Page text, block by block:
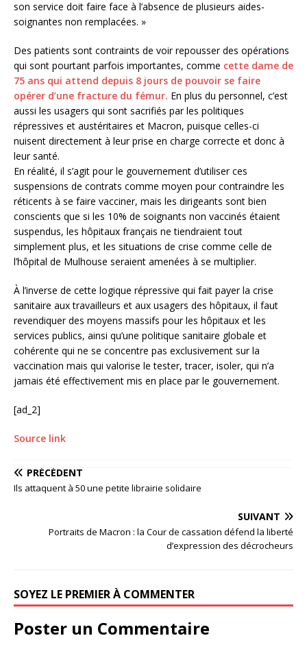
son service doit faire face à l’absence de plusieurs aides-
soignantes non remplacées. »
Des patients sont contraints de voir repousser des opérations
qui sont pourtant parfois importantes, comme cette dame de
75 ans qui attend depuis 8 jours de pouvoir se faire
opérer d’une fracture du fémur. En plus du personnel, c’est
aussi les usagers qui sont sacrifiés par les politiques
répressives et austéritaires et Macron, puisque celles-ci
nuisent directement à leur prise en charge correcte et donc à
leur santé.
En réalité, il s’agit pour le gouvernement d’utiliser ces
suspensions de contrats comme moyen pour contraindre les
réticents à se faire vacciner, mais les dirigeants sont bien
conscients que si les 10% de soignants non vaccinés étaient
suspendus, les hôpitaux français ne tiendraient tout
simplement plus, et les situations de crise comme celle de
l’hôpital de Mulhouse seraient amenées à se multiplier.
À l’inverse de cette logique répressive qui fait payer la crise
sanitaire aux travailleurs et aux usagers des hôpitaux, il faut
revendiquer des moyens massifs pour les hôpitaux et les
services publics, ainsi qu’une politique sanitaire globale et
cohérente qui ne se concentre pas exclusivement sur la
vaccination mais qui valorise le tester, tracer, isoler, qui n’a
jamais été effectivement mis en place par le gouvernement.
[ad_2]
Source link
PRÉCÉDENT
Ils attaquent à 50 une petite librairie solidaire
SUIVANT
Portraits de Macron : la Cour de cassation défend la liberté
d’expression des décrocheurs
SOYEZ LE PREMIER À COMMENTER
Poster un Commentaire